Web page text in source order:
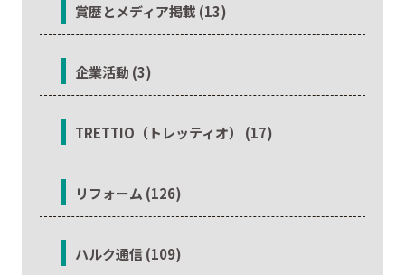
賞歴とメディア掲載 (13)
企業活動 (3)
TRETTIO（トレッティオ） (17)
リフォーム (126)
ハルク通信 (109)